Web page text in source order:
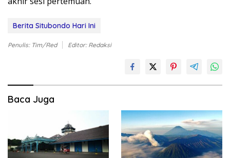
Berita Situbondo Hari Ini
Penulis: Tim/Red Editor: Redaksi
Baca Juga